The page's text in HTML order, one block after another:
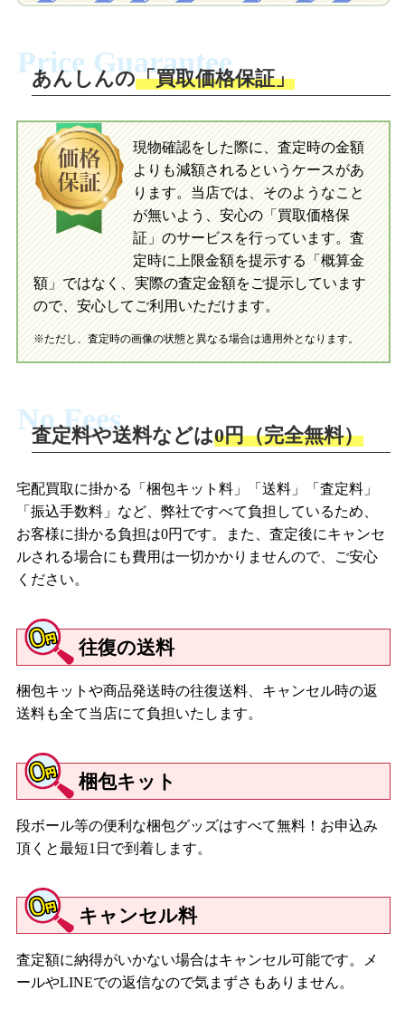
送。当店へ無料で発送いただけます。
入金完了
当店に査定したおもちゃがご到着後、ご
指定の口座に即日入金可能です。
買取の流れ 写真の撮影方法
ださい。お電話にて集荷依頼を行い発
送。当店へ無料で発送いただけます。
当店に査定したおもちゃがご到着後、ご
指定の口座に即日入金可能です。
初めての方へ LINE査定の流れ 写真の撮影方法
Price Guarantee
あんしんの「買取価格保証」
現物確認をした際に、査定時の金額
よりも減額されるというケースがあ
ります。当店では、そのようなこと
が無いよう、安心の「買取価格保
証」のサービスを行っています。査
定時に上限金額を提示する「概算金
額」ではなく、実際の査定金額をご提示しています
ので、安心してご利用いただけます。
※ただし、査定時の画像の状態と異なる場合は適用外となります。
No Fees
査定料や送料などは0円（完全無料）
宅配買取に掛かる「梱包キット料」「送料」「査定料」
「振込手数料」など、弊社ですべて負担しているため、
お客様に掛かる負担は0円です。また、査定後にキャンセ
ルされる場合にも費用は一切かかりませんので、ご安心
ください。
往復の送料
梱包キットや商品発送時の往復送料、キャンセル時の返
送料も全て当店にて負担いたします。
梱包キット
段ボール等の便利な梱包グッズはすべて無料！お申込み
頂くと最短1日で到着します。
キャンセル料
査定額に納得がいかない場合はキャンセル可能です。メ
ールやLINEでの返信なので気まずさもありません。